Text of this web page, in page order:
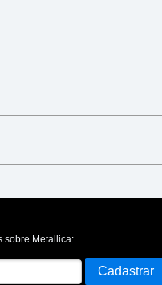
sobre Metallica: